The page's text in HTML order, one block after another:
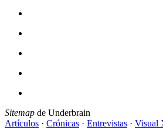
Sitemap de Underbrain
Artículos · Crónicas · Entrevistas · Visual